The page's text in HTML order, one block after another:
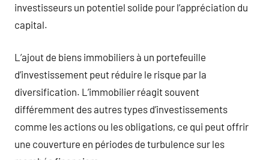
investisseurs un potentiel solide pour l’appréciation du
capital.
L’ajout de biens immobiliers à un portefeuille
d’investissement peut réduire le risque par la
diversification. L’immobilier réagit souvent
différemment des autres types d’investissements
comme les actions ou les obligations, ce qui peut offrir
une couverture en périodes de turbulence sur les